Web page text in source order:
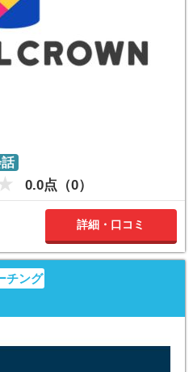
0.0点（0）
詳細・口コミ
チング